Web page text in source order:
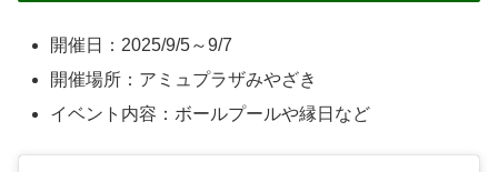
開催日：2025/9/5～9/7
開催場所：アミュプラザみやざき
イベント内容：ボールプールや縁日など